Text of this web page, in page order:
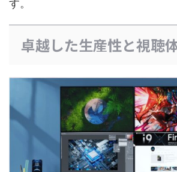
す。
卓越した生産性と視聴